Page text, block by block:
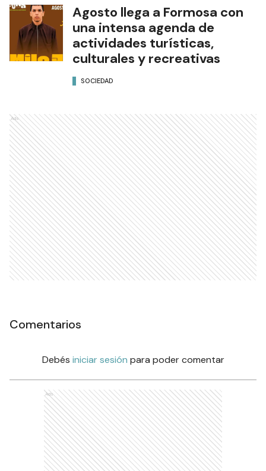
Agosto llega a Formosa con
una intensa agenda de
actividades turísticas,
culturales y recreativas
SOCIEDAD
Ads
Comentarios
Debés iniciar sesión para poder comentar
Ads